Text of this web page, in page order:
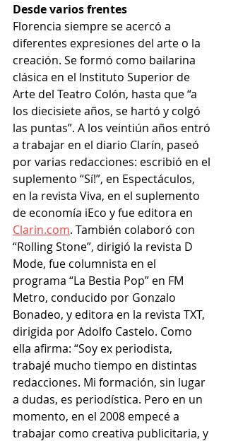
Desde varios frentes
Florencia siempre se acercó a
diferentes expresiones del arte o la
creación. Se formó como bailarina
clásica en el Instituto Superior de
Arte del Teatro Colón, hasta que “a
los diecisiete años, se hartó y colgó
las puntas”. A los veintiún años entró
a trabajar en el diario Clarín, paseó
por varias redacciones: escribió en el
suplemento “Sí!”, en Espectáculos,
en la revista Viva, en el suplemento
de economía iEco y fue editora en
Clarin.com. También colaboró con
“Rolling Stone”, dirigió la revista D
Mode, fue columnista en el
programa “La Bestia Pop” en FM
Metro, conducido por Gonzalo
Bonadeo, y editora en la revista TXT,
dirigida por Adolfo Castelo. Como
ella afirma: “Soy ex periodista,
trabajé mucho tiempo en distintas
redacciones. Mi formación, sin lugar
a dudas, es periodística. Pero en un
momento, en el 2008 empecé a
trabajar como creativa publicitaria, y